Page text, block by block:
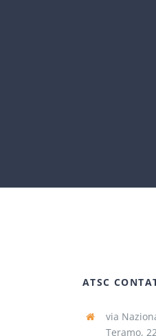
ATSC
via
Teramo,